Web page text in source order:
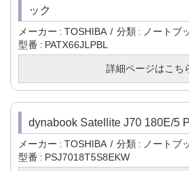
ック
メーカー TOSHIBA 分類
ノートブ
型番
PATX66JLPBL
詳細ページはこち
dynabook Satellite J70 180E/5
メーカー TOSHIBA 分類
ノートブ
型番
PSJ7018T5S8EKW